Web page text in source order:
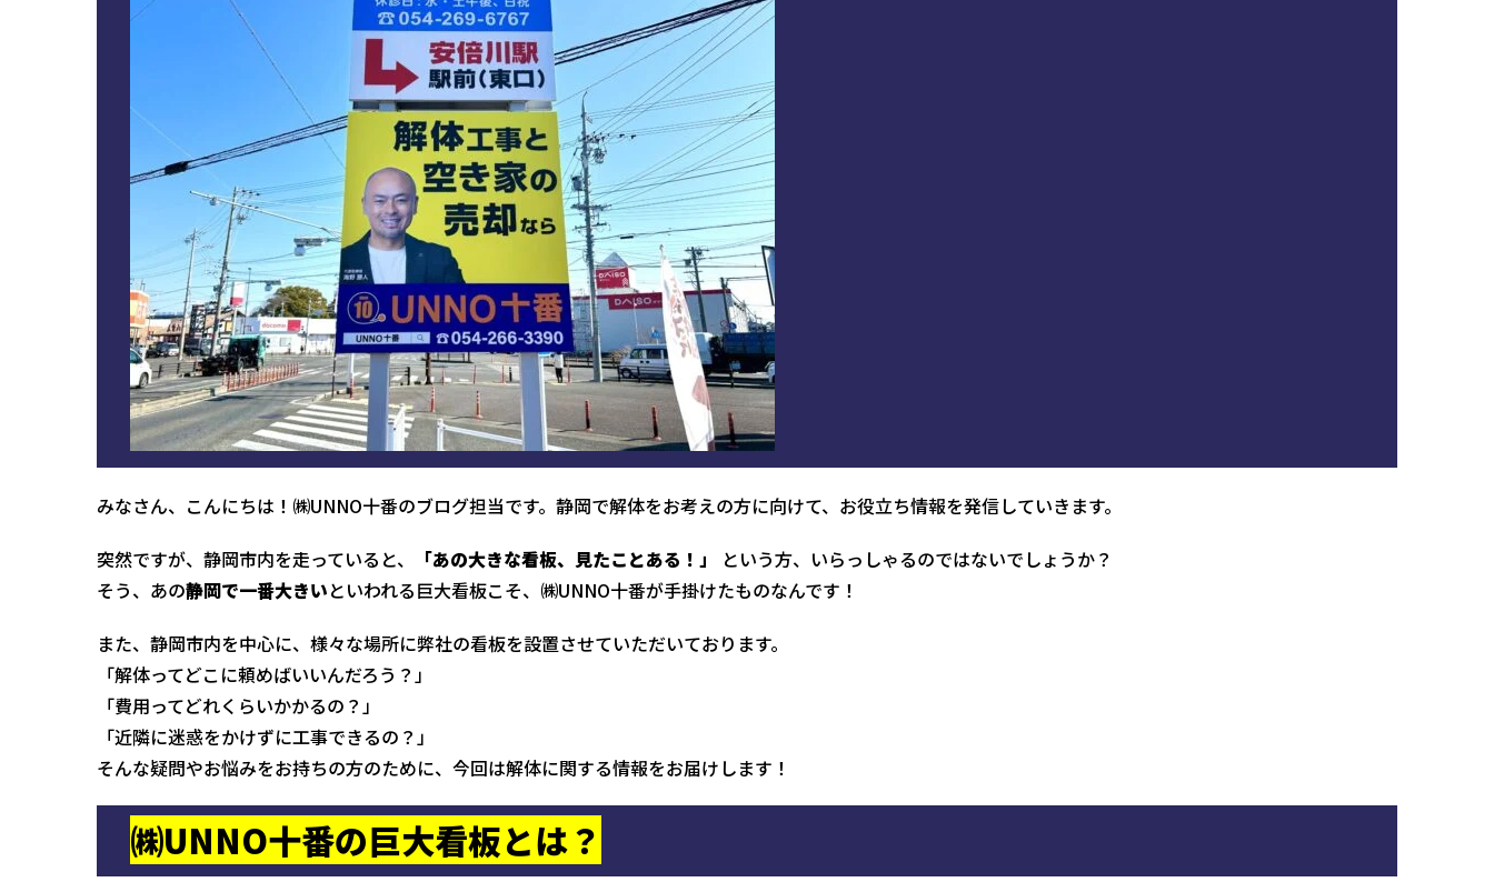
みなさん、こんにちは！㈱UNNO十番のブログ担当です。静岡で解体をお考えの方に向けて、お役立ち情報を発信していきます。
突然ですが、静岡市内を走っていると、
「あの大きな看板、見たことある！」
という方、いらっしゃるのではないでしょうか？
そう、あの静岡で一番大きいといわれる巨大看板こそ、㈱UNNO十番が手掛けたものなんです！
また、静岡市内を中心に、様々な場所に弊社の看板を設置させていただいております。
「解体ってどこに頼めばいいんだろう？」
「費用ってどれくらいかかるの？」
「近隣に迷惑をかけずに工事できるの？」
そんな疑問やお悩みをお持ちの方のために、今回は解体に関する情報をお届けします！
㈱UNNO十番の巨大看板とは？